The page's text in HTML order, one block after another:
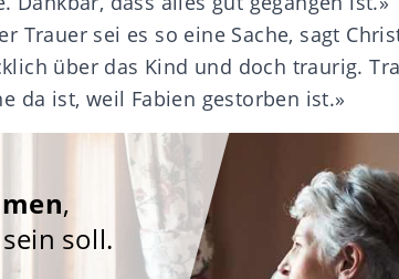
Trauer sei es so eine Sache, sagt
über das Kind und doch traurig.
da ist, weil Fabien gestorben ist.»
,
soll.